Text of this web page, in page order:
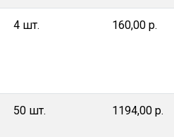
4 шт. 160,00 р.
50 шт. 1194,00 р.